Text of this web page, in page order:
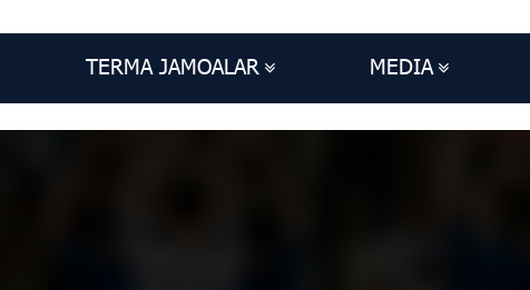
TERMA JAMOALAR MEDIA